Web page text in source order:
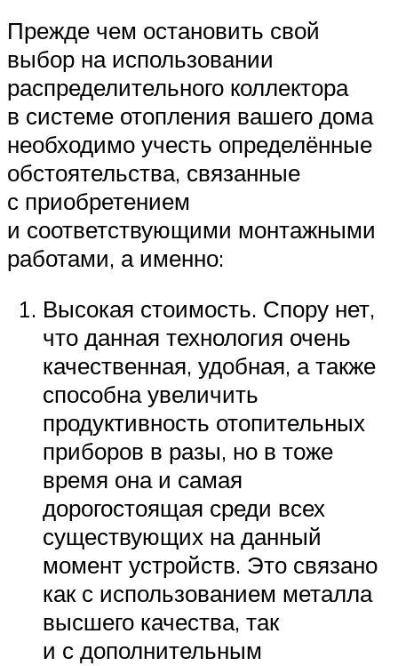
Прежде чем остановить свой
выбор на использовании
распределительного коллектора
в системе отопления вашего дома
необходимо учесть определённые
обстоятельства, связанные
с приобретением
и соответствующими монтажными
работами, а именно:
Высокая стоимость. Спору нет,
что данная технология очень
качественная, удобная, а также
способна увеличить
продуктивность отопительных
приборов в разы, но в тоже
время она и самая
дорогостоящая среди всех
существующих на данный
момент устройств. Это связано
как с использованием металла
высшего качества, так
и с дополнительным